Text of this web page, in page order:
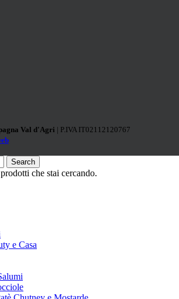
Val d'Agri | P.IVA IT02112120767
Search
che stai cercando.
e Casa